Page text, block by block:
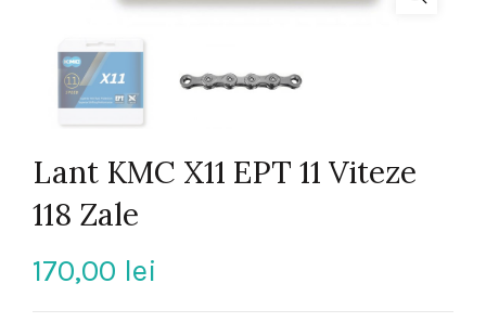
Lant KMC X11 EPT 11 Viteze
118 Zale
170,00 lei